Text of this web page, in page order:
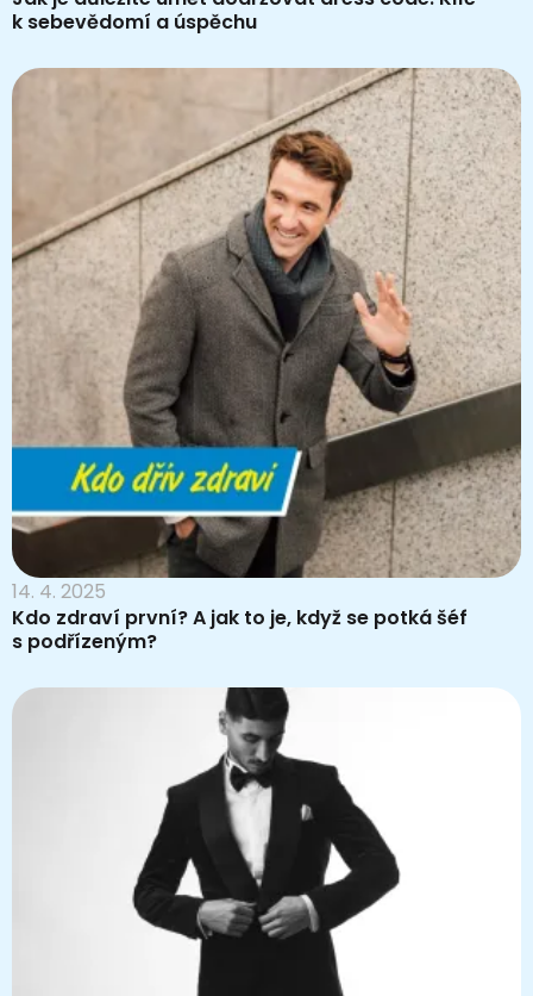
k sebevědomí a úspěchu
14. 4. 2025
Kdo zdraví první? A jak to je, když se potká šéf
s podřízeným?